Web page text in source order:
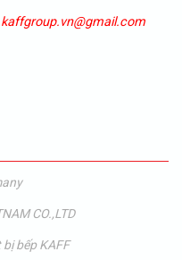
kaffgroup.vn@gmail.com
CO.,LTD
bếp KAFF